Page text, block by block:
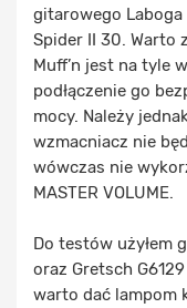
gitarowego
Spider II 30. Warto
Muff’n jest na tyle
podłączenie go
mocy. Należy
wzmacniacz nie
wówczas nie
MASTER VOLUME.
Do testów użyłem
oraz Gretsch
warto dać lampom